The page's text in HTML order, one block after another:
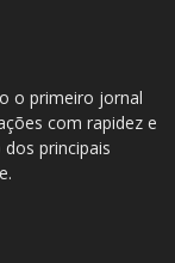
o primeiro jornal
com rapidez e
principais